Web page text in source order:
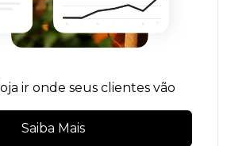
ir onde seus clientes vão
Saiba Mais